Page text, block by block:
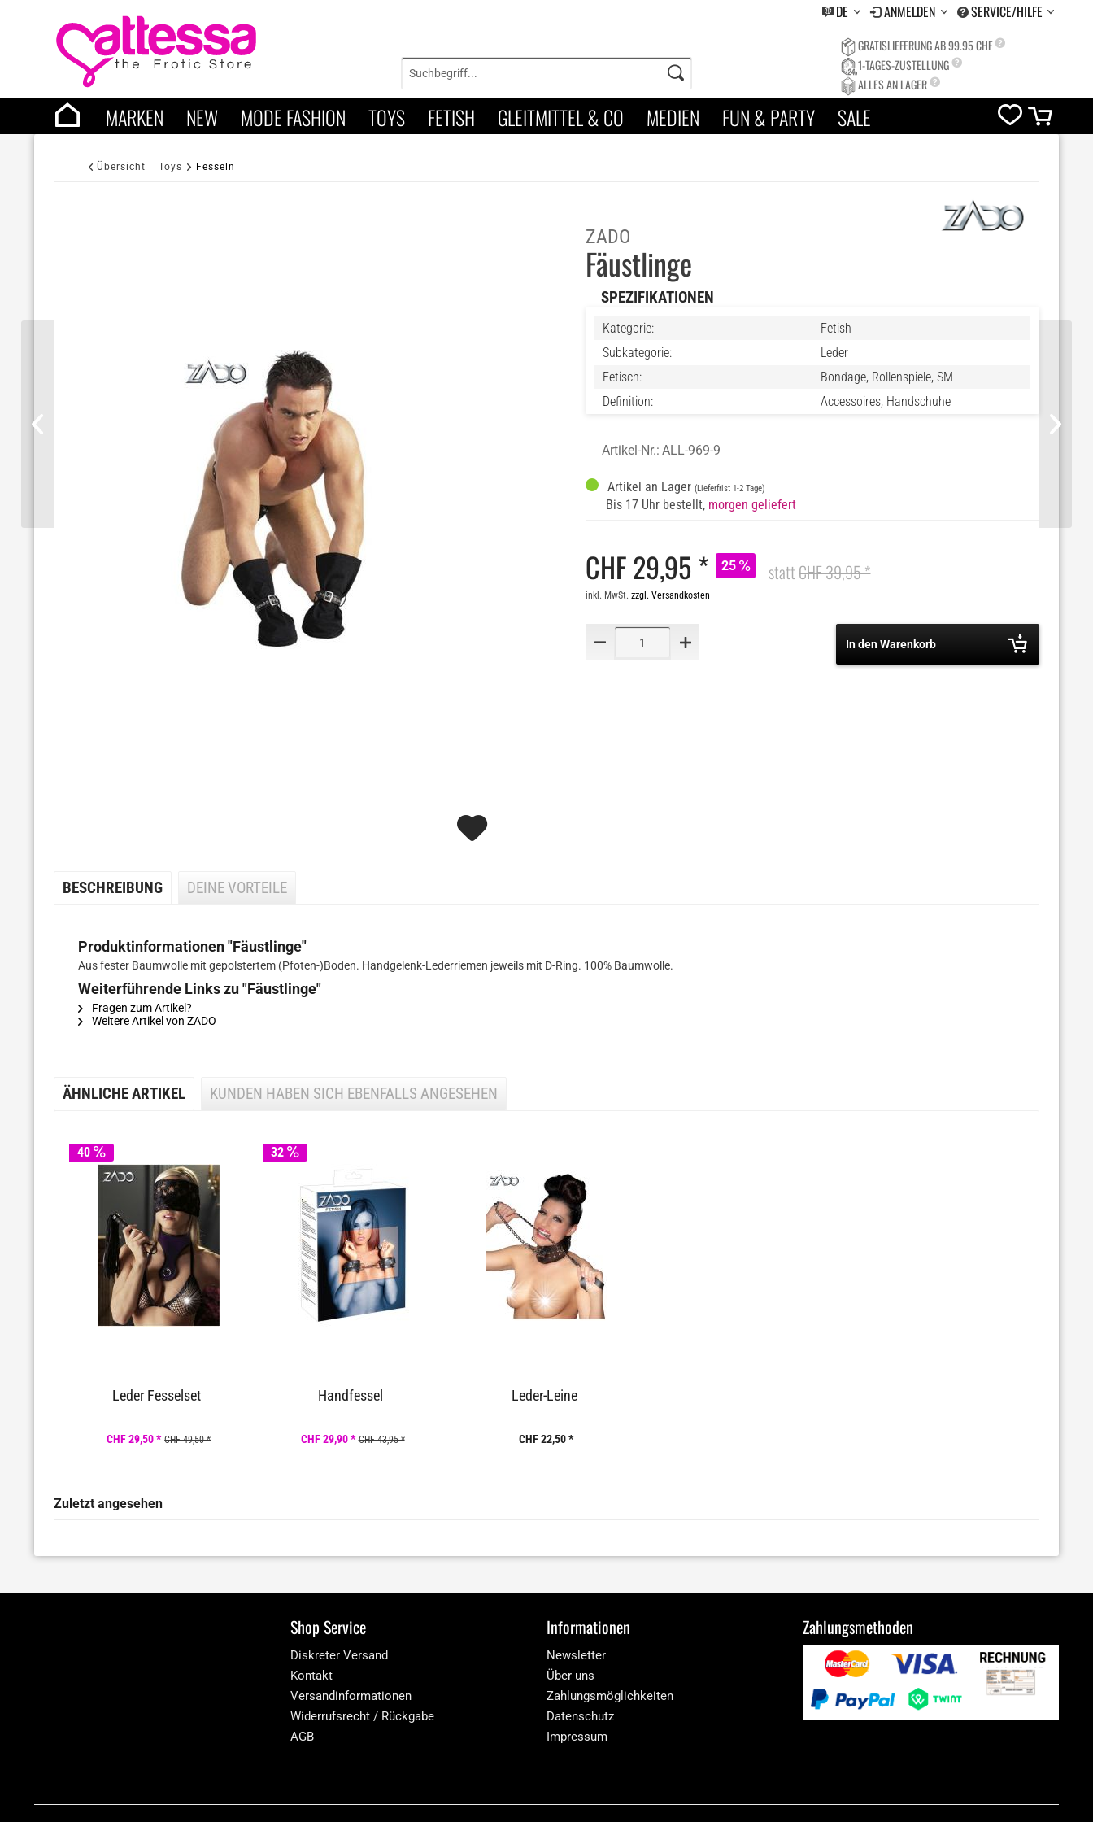
DE ANMELDEN SERVICE/HILFE
GRATISLIEFERUNG AB 99.95 CHF
1-TAGES-ZUSTELLUNG
ALLES AN LAGER
MARKEN NEW MODE FASHION TOYS FETISH GLEITMITTEL & CO MEDIEN FUN & PARTY SALE
Übersicht Toys Fesseln
ZADO
Fäustlinge
SPEZIFIKATIONEN
Kategorie:
Fetish
Subkategorie:
Leder
Fetisch:
Bondage, Rollenspiele, SM
Definition:
Accessoires, Handschuhe
Artikel-Nr.: ALL-969-9
Artikel an Lager(Lieferfrist 1-2 Tage)
Bis 17 Uhr bestellt, morgen geliefert
CHF 29,95 * 25 stattCHF 39,95 *
inkl. MwSt.zzgl. Versandkosten
In den Warenkorb
BESCHREIBUNG DEINE VORTEILE
Produktinformationen "Fäustlinge"
Aus fester Baumwolle mit gepolstertem (Pfoten-)Boden. Handgelenk-Lederriemen jeweils mit D-Ring. 100% Baumwolle.
Weiterführende Links zu "Fäustlinge"
Fragen zum Artikel?
Weitere Artikel von ZADO
ÄHNLICHE ARTIKEL KUNDEN HABEN SICH EBENFALLS ANGESEHEN
40
Leder Fesselset
CHF 29,50 * CHF 49,50 *
32
Handfessel
CHF 29,90 * CHF 43,95 *
Leder-Leine
CHF 22,50 *
Zuletzt angesehen
Shop Service
Diskreter Versand
Kontakt
Versandinformationen
Widerrufsrecht / Rückgabe
AGB
Informationen
Newsletter
Über uns
Zahlungsmöglichkeiten
Datenschutz
Impressum
Zahlungsmethoden